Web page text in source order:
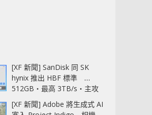
[XF 新聞] SanDisk 同 SK
hynix 推出 HBF 標準
512GB‧最高 3TB/s‧主攻
AI 記憶體
[XF 新聞] Adobe 將生成式 AI